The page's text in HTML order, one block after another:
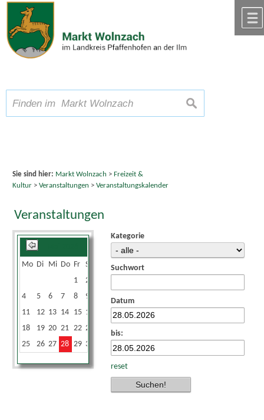
Zum Inhalt,zur Navigation
Schriftgröße A A A suchen
Sie sind hier: Markt Wolnzach > Freizeit &
Kultur> Veranstaltungen > Veranstaltungskalender
Veranstaltungen
Mo Di Mi Do Fr Sa
1
2
4
5 6 7 8 9
11
12 13 14 15 16
18
19 20 21 22 23
25
26 27 28 29 30
Kategorie
Suchwort
Datum
bis:
reset